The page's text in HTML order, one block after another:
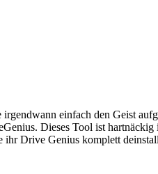
einfach den Geist
Dieses Tool ist
Drive Genius komplett